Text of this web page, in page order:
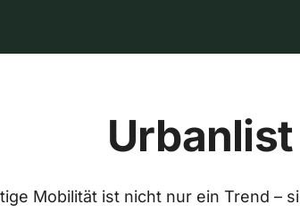
Urbanlist
Mobilität ist nicht nur ein Trend –